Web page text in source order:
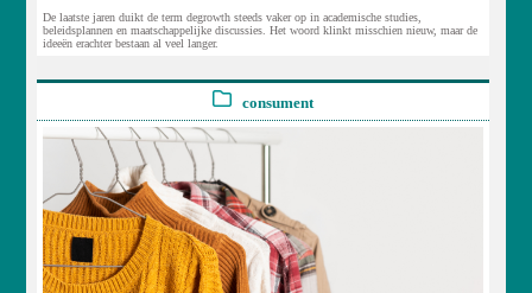
De laatste jaren duikt de term degrowth steeds vaker op in academische studies,
beleidsplannen en maatschappelijke discussies. Het woord klinkt misschien nieuw, maar de
ideeën erachter bestaan al veel langer.
consument